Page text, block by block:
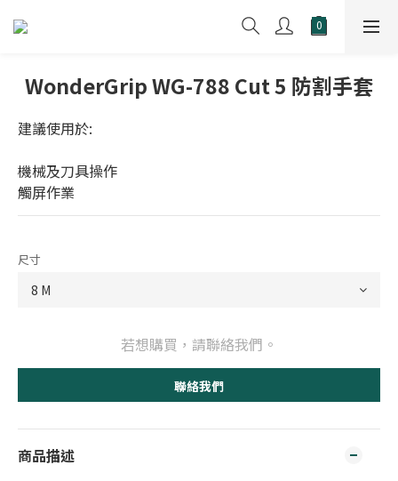
WonderGrip WG-788 Cut 5 防割手套
建議使用於:
機械及刀具操作
觸屏作業
尺寸
若想購買，請聯絡我們。
聯絡我們
商品描述